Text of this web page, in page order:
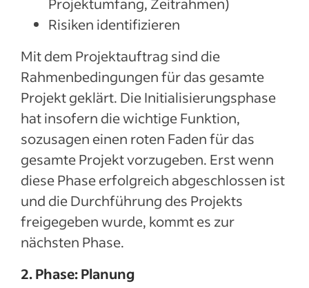
Risiken identifizieren
Mit dem Projektauftrag sind die
Rahmenbedingungen für das gesamte
Projekt geklärt. Die Initialisierungsphase
hat insofern die wichtige Funktion,
sozusagen einen roten Faden für das
gesamte Projekt vorzugeben. Erst wenn
diese Phase erfolgreich abgeschlossen ist
und die Durchführung des Projekts
freigegeben wurde, kommt es zur
nächsten Phase.
2. Phase: Planung